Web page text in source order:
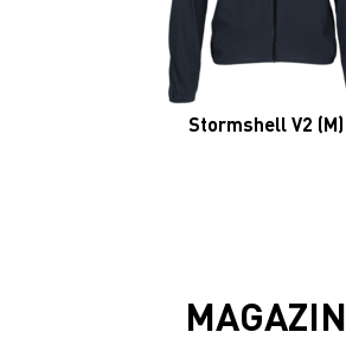
Stormshell V2 (M)
MAGAZIN